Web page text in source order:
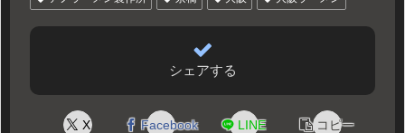
シェアする
X Facebook LINE コピー